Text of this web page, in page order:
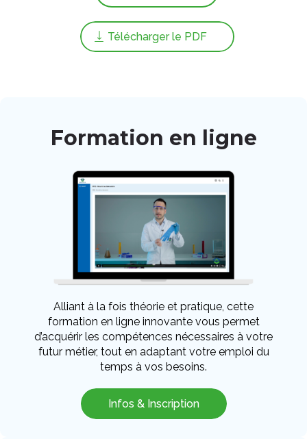
Télécharger le PDF
Formation en ligne
Alliant à la fois théorie et pratique, cette
formation en ligne innovante vous permet
d’acquérir les compétences nécessaires à votre
futur métier, tout en adaptant votre emploi du
temps à vos besoins.
Infos & Inscription